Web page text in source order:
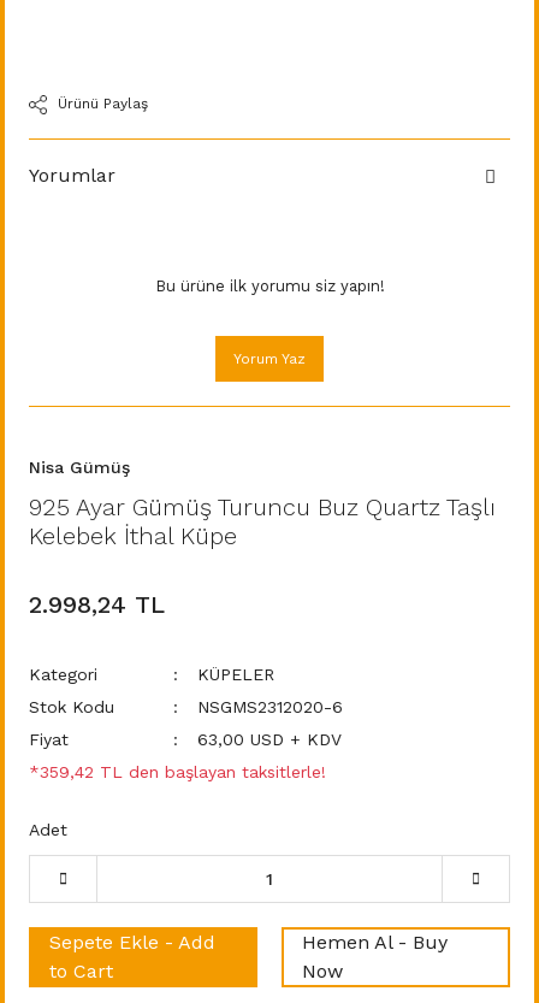
Ürünü Paylaş
Yorumlar
Bu ürüne ilk yorumu siz yapın!
Yorum Yaz
Nisa Gümüş
925 Ayar Gümüş Turuncu Buz Quartz Taşlı
Kelebek İthal Küpe
2.998,24 TL
Kategori
KÜPELER
Stok Kodu
NSGMS2312020-6
Fiyat
63,00 USD + KDV
*359,42 TL den başlayan taksitlerle!
Adet
Sepete Ekle - Add
to Cart
Hemen Al - Buy
Now